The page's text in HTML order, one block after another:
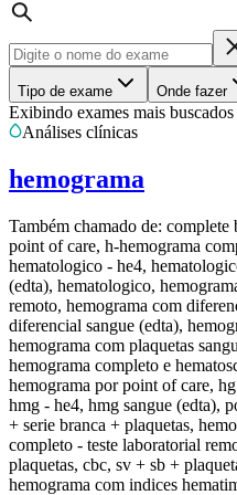
Tipo de exame Onde fazer
Exibindo exames mais buscados
Análises clínicas
hemograma
Também chamado de: complete
point of care, h-hemograma
hematologico - he4,
(edta), hematologico,
remoto, hemograma com
diferencial sangue (edta),
hemograma com plaquetas
hemograma completo e
hemograma por point of care,
hmg - he4, hmg sangue (edta),
+ serie branca + plaquetas,
completo - teste laboratorial
plaquetas, cbc, sv + sb +
hemograma com indices